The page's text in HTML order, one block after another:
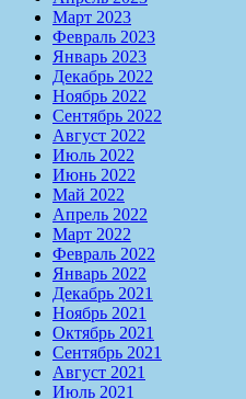
Март 2023
Февраль 2023
Январь 2023
Декабрь 2022
Ноябрь 2022
Сентябрь 2022
Август 2022
Июль 2022
Июнь 2022
Май 2022
Апрель 2022
Март 2022
Февраль 2022
Январь 2022
Декабрь 2021
Ноябрь 2021
Октябрь 2021
Сентябрь 2021
Август 2021
Июль 2021